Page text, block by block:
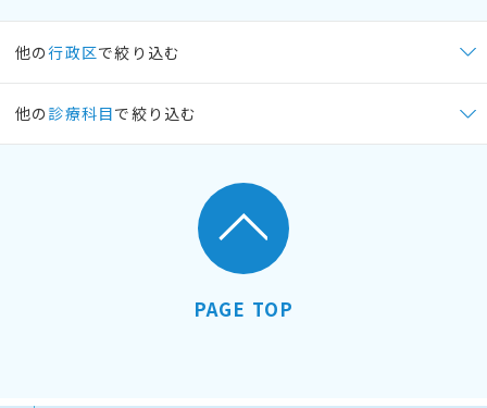
他の行政区で絞り込む
他の 診療科目で絞り込む
PAGE TOP